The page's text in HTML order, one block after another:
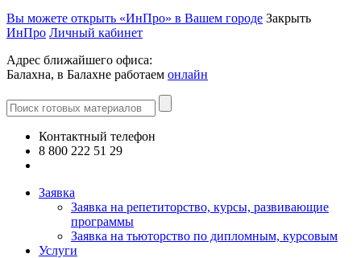
Вы можете открыть «ИнПро» в Вашем городе Закрыть
ИнПро Личный кабинет
Адрес ближайшего офиса:
Балахна, в Балахне работаем онлайн
Контактный телефон
8 800 222 51 29
Заявка
Заявка на репетиторство, курсы, развивающие
программы
Заявка на тьюторство по дипломным, курсовым
Услуги